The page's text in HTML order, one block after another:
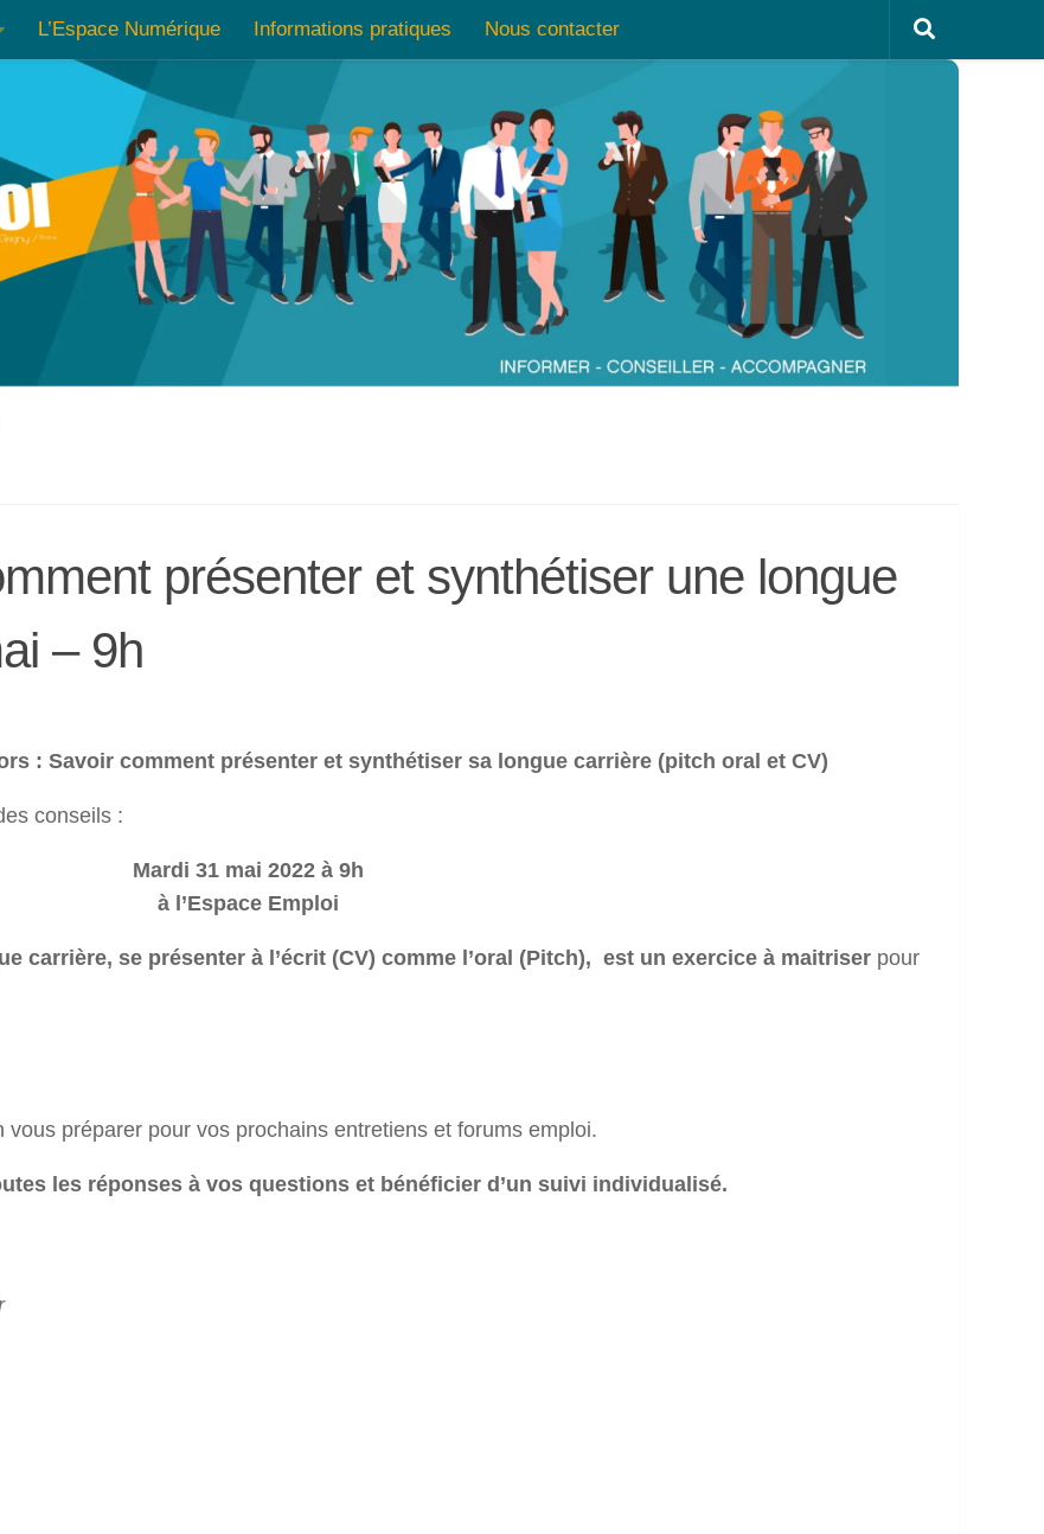
L’Espace Numérique Informations pratiques Nous contacter
présenter et synthétiser une longue
– 9h
: Savoir comment présenter et synthétiser sa longue carrière (pitch oral et CV)
conseils :
Mardi 31 mai 2022 à 9h
à l’Espace Emploi
carrière, se présenter à l’écrit (CV) comme l’oral (Pitch), est un exercice à maitriser pour
préparer pour vos prochains entretiens et forums emploi.
les réponses à vos questions et bénéficier d’un suivi individualisé.